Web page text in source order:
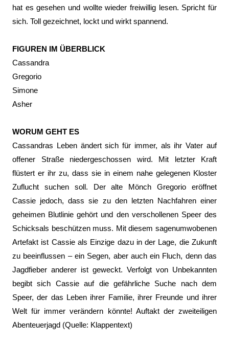
hat es gesehen und wollte wieder freiwillig lesen. Spricht für
sich. Toll gezeichnet, lockt und wirkt spannend.
FIGUREN IM ÜBERBLICK
Cassandra
Gregorio
Simone
Asher
WORUM GEHT ES
Cassandras Leben ändert sich für immer, als ihr Vater auf
offener Straße niedergeschossen wird. Mit letzter Kraft
flüstert er ihr zu, dass sie in einem nahe gelegenen Kloster
Zuflucht suchen soll. Der alte Mönch Gregorio eröffnet
Cassie jedoch, dass sie zu den letzten Nachfahren einer
geheimen Blutlinie gehört und den verschollenen Speer des
Schicksals beschützen muss. Mit diesem sagenumwobenen
Artefakt ist Cassie als Einzige dazu in der Lage, die Zukunft
zu beeinflussen – ein Segen, aber auch ein Fluch, denn das
Jagdfieber anderer ist geweckt. Verfolgt von Unbekannten
begibt sich Cassie auf die gefährliche Suche nach dem
Speer, der das Leben ihrer Familie, ihrer Freunde und ihrer
Welt für immer verändern könnte! Auftakt der zweiteiligen
Abenteuerjagd (Quelle: Klappentext)